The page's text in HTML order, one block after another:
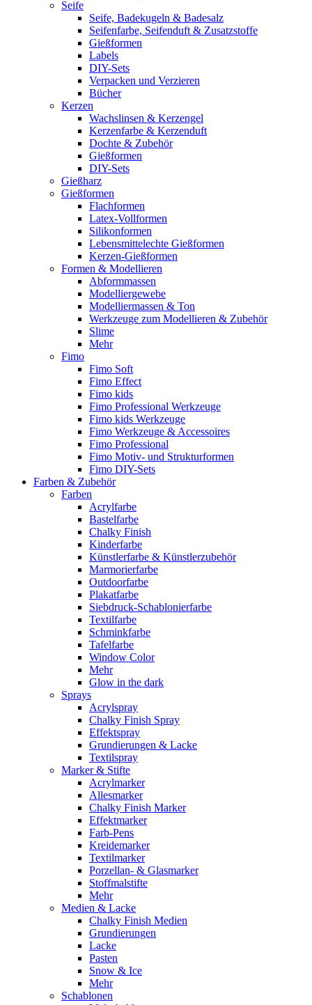
Seife
Seife, Badekugeln & Badesalz
Seifenfarbe, Seifenduft & Zusatzstoffe
Gießformen
Labels
DIY-Sets
Verpacken und Verzieren
Bücher
Kerzen
Wachslinsen & Kerzengel
Kerzenfarbe & Kerzenduft
Dochte & Zubehör
Gießformen
DIY-Sets
Gießharz
Gießformen
Flachformen
Latex-Vollformen
Silikonformen
Lebensmittelechte Gießformen
Kerzen-Gießformen
Formen & Modellieren
Abformmassen
Modelliergewebe
Modelliermassen & Ton
Werkzeuge zum Modellieren & Zubehör
Slime
Mehr
Fimo
Fimo Soft
Fimo Effect
Fimo kids
Fimo Professional Werkzeuge
Fimo kids Werkzeuge
Fimo Werkzeuge & Accessoires
Fimo Professional
Fimo Motiv- und Strukturformen
Fimo DIY-Sets
Farben & Zubehör
Farben
Acrylfarbe
Bastelfarbe
Chalky Finish
Kinderfarbe
Künstlerfarbe & Künstlerzubehör
Marmorierfarbe
Outdoorfarbe
Plakatfarbe
Siebdruck-Schablonierfarbe
Textilfarbe
Schminkfarbe
Tafelfarbe
Window Color
Mehr
Glow in the dark
Sprays
Acrylspray
Chalky Finish Spray
Effektspray
Grundierungen & Lacke
Textilspray
Marker & Stifte
Acrylmarker
Allesmarker
Chalky Finish Marker
Effektmarker
Farb-Pens
Kreidemarker
Textilmarker
Porzellan- & Glasmarker
Stoffmalstifte
Mehr
Medien & Lacke
Chalky Finish Medien
Grundierungen
Lacke
Pasten
Snow & Ice
Mehr
Schablonen